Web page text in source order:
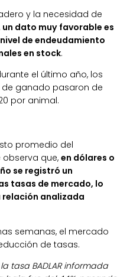
y la necesidad de
un dato muy favorable es
de endeudamiento
en stock.
el último año, los
ganado pasaron de
por animal.
promedio del
que, en dólares o
se registró un
tasas de mercado, lo
relación analizada
semanas, el mercado
de tasas.
tasa BADLAR informada